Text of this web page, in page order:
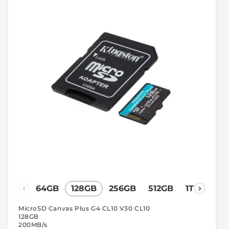
64GB 128GB 256GB 512GB 1TB
MicroSD Canvas Plus G4 CL10 V30 CL10
128GB
200MB/s